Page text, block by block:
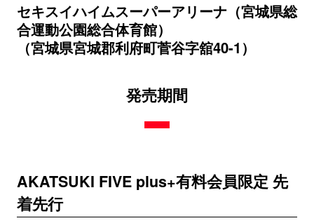
セキスイハイムスーパーアリーナ（宮城県総
合運動公園総合体育館）
（宮城県宮城郡利府町菅谷字舘40-1）
発売期間
AKATSUKI FIVE plus+有料会員限定 先
着先行